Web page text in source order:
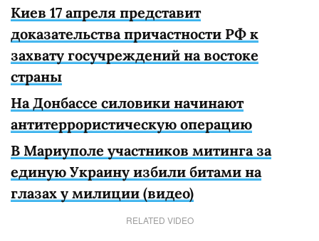
Киев 17 апреля представит
доказательства причастности РФ к
захвату госучреждений на востоке
страны
На Донбассе силовики начинают
антитеррористическую операцию
В Мариуполе участников митинга за
единую Украину избили битами на
глазах у милиции (видео)
RELATED VIDEO